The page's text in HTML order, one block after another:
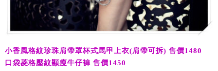
小香風格紋珍珠肩帶罩杯式馬甲上衣(肩帶可拆) 售價1480
口袋菱格壓紋顯瘦牛仔褲 售價1450